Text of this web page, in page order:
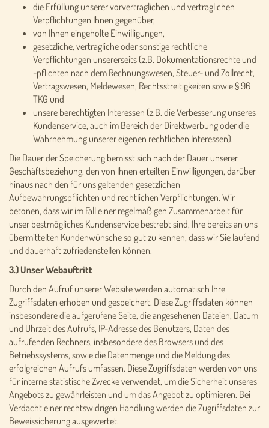
die Erfüllung unserer vorvertraglichen und vertraglichen
Verpflichtungen Ihnen gegenüber,
von Ihnen eingeholte Einwilligungen,
gesetzliche, vertragliche oder sonstige rechtliche
Verpflichtungen unsererseits (z.B. Dokumentationsrechte und
-pflichten nach dem Rechnungswesen, Steuer- und Zollrecht,
Vertragswesen, Meldewesen, Rechtsstreitigkeiten sowie § 96
TKG und
unsere berechtigten Interessen (z.B. die Verbesserung unseres
Kundenservice, auch im Bereich der Direktwerbung oder die
Wahrnehmung unserer eigenen rechtlichen Interessen).
Die Dauer der Speicherung bemisst sich nach der Dauer unserer
Geschäftsbeziehung, den von Ihnen erteilten Einwilligungen, darüber
hinaus nach den für uns geltenden gesetzlichen
Aufbewahrungspflichten und rechtlichen Verpflichtungen. Wir
betonen, dass wir im Fall einer regelmäßigen Zusammenarbeit für
unser bestmögliches Kundenservice bestrebt sind, Ihre bereits an uns
übermittelten Kundenwünsche so gut zu kennen, dass wir Sie laufend
und dauerhaft zufriedenstellen können.
3.) Unser Webauftritt
Durch den Aufruf unserer Website werden automatisch Ihre
Zugriffsdaten erhoben und gespeichert. Diese Zugriffsdaten können
insbesondere die aufgerufene Seite, die angesehenen Dateien, Datum
und Uhrzeit des Aufrufs, IP-Adresse des Benutzers, Daten des
aufrufenden Rechners, insbesondere des Browsers und des
Betriebssystems, sowie die Datenmenge und die Meldung des
erfolgreichen Aufrufs umfassen. Diese Zugriffsdaten werden von uns
für interne statistische Zwecke verwendet, um die Sicherheit unseres
Angebots zu gewährleisten und um das Angebot zu optimieren. Bei
Verdacht einer rechtswidrigen Handlung werden die Zugriffsdaten zur
Beweissicherung ausgewertet.